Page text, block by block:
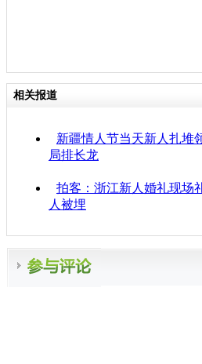
相关报道
新疆情人节当天新人扎堆
局排长龙
拍客：浙江新人婚礼现场
人被埋